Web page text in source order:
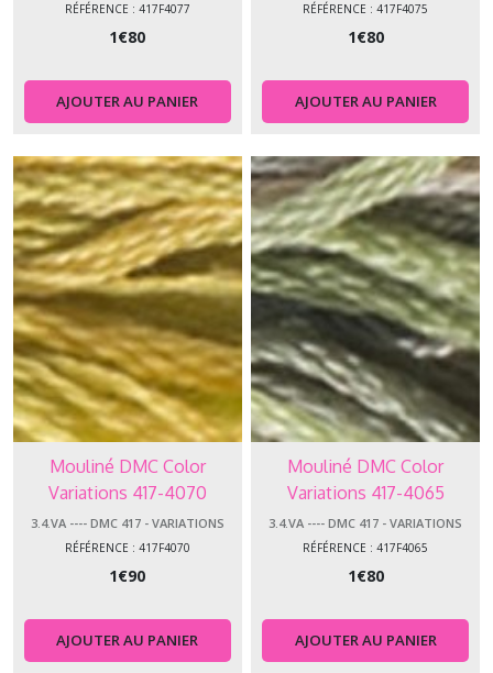
RÉFÉRENCE : 417F4077
1€80
AJOUTER AU PANIER
RÉFÉRENCE : 417F4075
1€80
AJOUTER AU PANIER
Mouliné DMC Color
Variations 417-4070
3.4.VA ---- DMC 417 - VARIATIONS
RÉFÉRENCE : 417F4070
1€90
AJOUTER AU PANIER
Mouliné DMC Color
Variations 417-4065
3.4.VA ---- DMC 417 - VARIATIONS
RÉFÉRENCE : 417F4065
1€80
AJOUTER AU PANIER